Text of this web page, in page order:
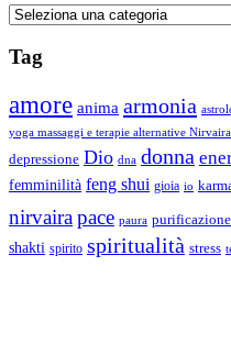
Categorie
Tag
amore anima armonia
yoga massaggi e terapie alternative Nirvaira
depressione Dio dna donna
femminilità feng shui gioia io
nirvairapace paura purificazione
shakti spirito spiritualità stress